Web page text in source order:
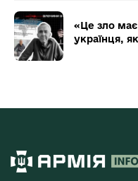
«Це зло
українця,